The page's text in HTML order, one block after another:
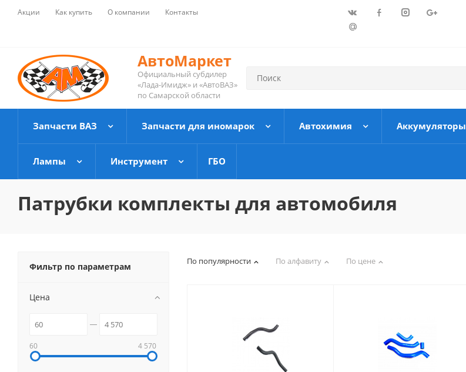
Акции Как купить О компании Контакты
АвтоМаркет
Официальный субдилер
«Лада-Имидж» и «АвтоВАЗ»
по Самарской области
Запчасти ВАЗ Запчасти для иномарок Автохимия Аккумуляторы
Лампы Инструмент ГБО
Патрубки комплекты для автомобиля
По популярности По алфавиту По цене
Фильтр по параметрам
Цена
60 4 570